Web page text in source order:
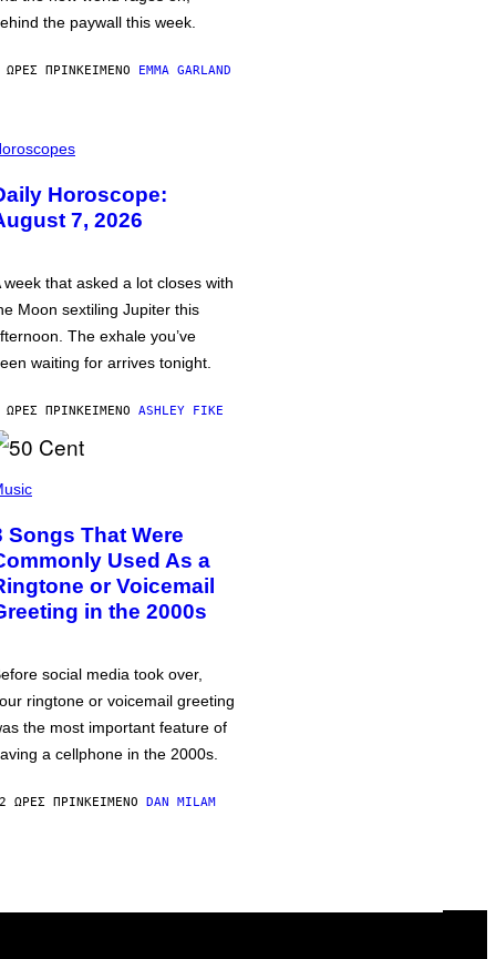
the paywall this week.
ΏΡΕΣ ΠΡΙΝΚΕΊΜΕΝΟ EMMA GARLAND
Horoscope:
7, 2026
week that asked a lot closes with
Moon sextiling Jupiter this
The exhale you’ve
waiting for arrives tonight.
ΏΡΕΣ ΠΡΙΝΚΕΊΜΕΝΟ ASHLEY FIKE
Songs That Were
Used As a
or Voicemail
in the 2000s
social media took over,
ringtone or voicemail greeting
the most important feature of
a cellphone in the 2000s.
ΏΡΕΣ ΠΡΙΝΚΕΊΜΕΝΟ DAN MILAM